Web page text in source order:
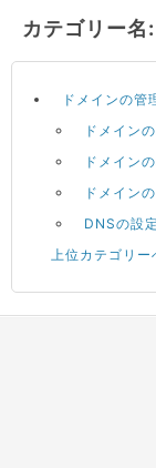
カテゴリー
ドメインの管
ドメイン
ドメイン
ドメイン
DNSの設定
上位カテゴリー